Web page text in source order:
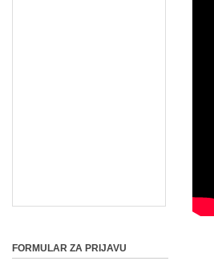
FORMULAR ZA PRIJAVU